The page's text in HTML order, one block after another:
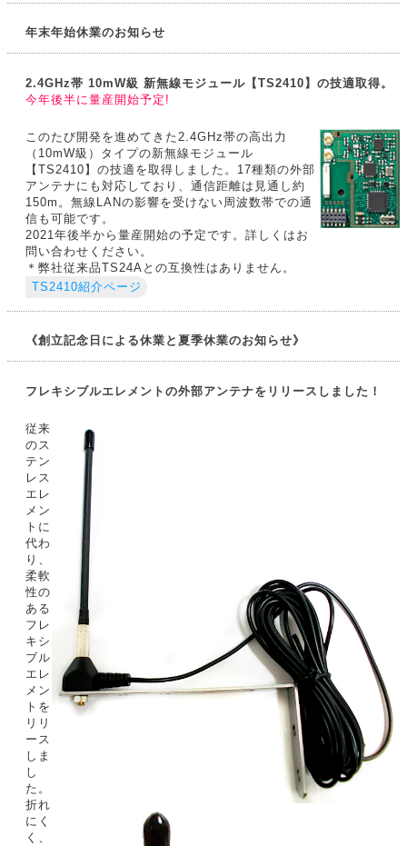
年末年始休業のお知らせ
2.4GHz帯 10mW級 新無線モジュール【TS2410】の技適取得。
今年後半に量産開始予定!
このたび開発を進めてきた2.4GHz帯の高出力
（10mW級）タイプの新無線モジュール
【TS2410】の技適を取得しました。17種類の外部
アンテナにも対応しており、通信距離は見通し約
150m。無線LANの影響を受けない周波数帯での通
信も可能です。
2021年後半から量産開始の予定です。詳しくはお
問い合わせください。
＊弊社従来品TS24Aとの互換性はありません。
TS2410紹介ページ
《創立記念日による休業と夏季休業のお知らせ》
フレキシブルエレメントの外部アンテナをリリースしました！
従来
のス
テン
レス
エレ
メン
トに
代わ
り、
柔軟
性の
ある
フレ
キシ
ブル
エレ
メン
トを
リリ
ース
しま
し
た。
折れ
にく
く、